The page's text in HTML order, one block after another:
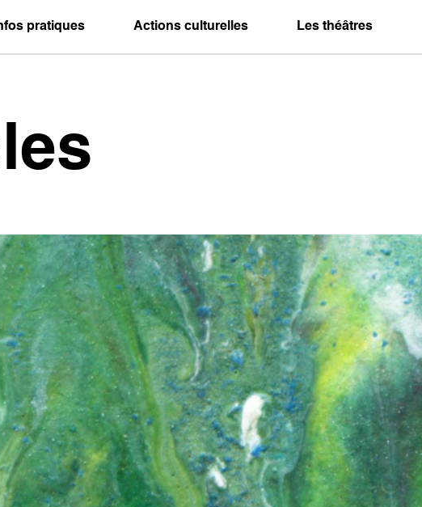
pratiques Actions culturelles Les théâtres